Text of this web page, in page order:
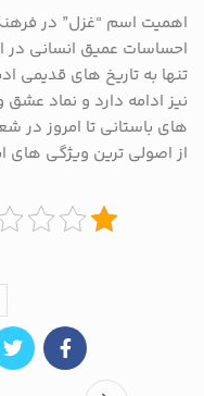
اهمیت اسم “غزل” در
احساسات عمیق انسانی در
تنها به تاریخ‌ های قدیمی
نیز ادامه دارد و نماد
های باستانی تا امروز در
از اصولی ‌ترین ویژگی‌ های